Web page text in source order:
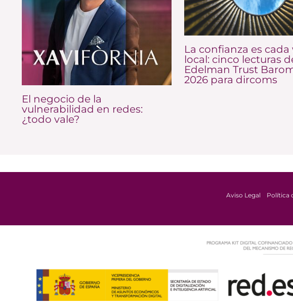
El negocio de la
vulnerabilidad en redes:
¿todo vale?
La confianza es cada
local: cinco lecturas
Edelman Trust
2026 para dircoms
Aviso Legal Política